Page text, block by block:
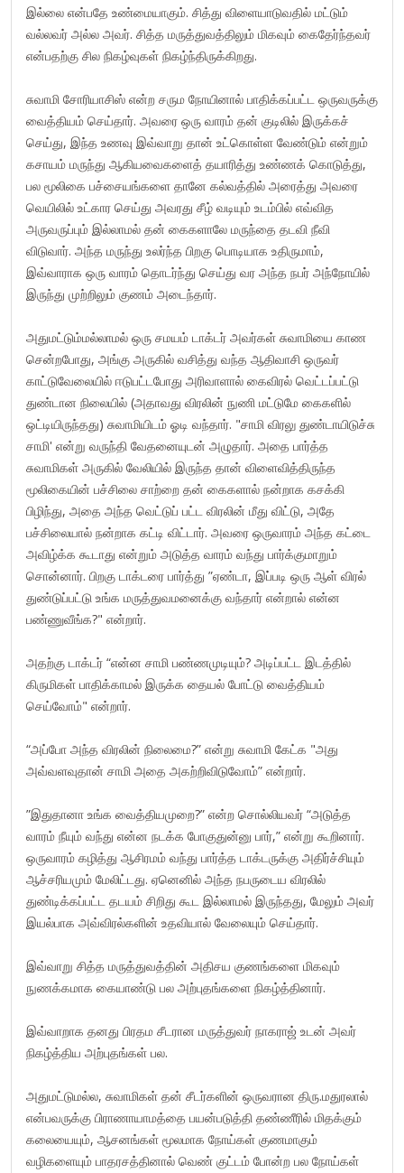
இல்லை என்பதே உண்மையாகும். சித்து விளையாடுவதில் மட்டும்
வல்லவர் அல்ல அவர். சித்த மருத்துவத்திலும் மிகவும் கைதேர்ந்தவர்
என்பதற்கு சில நிகழ்வுகள் நிகழ்ந்திருக்கிறது.
சுவாமி சோரியாசிஸ் என்ற சரும நோயினால் பாதிக்கப்பட்ட ஒருவருக்கு
வைத்தியம் செய்தார். அவரை ஒரு வாரம் தன் குடிலில் இருக்கச்
செய்து, இந்த உணவு இவ்வாறு தான் உட்கொள்ள வேண்டும் என்றும்
கசாயம் மருந்து ஆகியவைகளைத் தயாரித்து உண்ணக் கொடுத்து,
பல மூலிகை பச்சையங்களை தானே கல்வத்தில் அரைத்து அவரை
வெயிலில் உட்கார செய்து அவரது சீழ் வடியும் உடம்பில் எவ்வித
அருவருப்பும் இல்லாமல் தன் கைகளாலே மருந்தை தடவி நீவி
விடுவார். அந்த மருந்து உலர்ந்த பிறகு பொடியாக உதிருமாம்,
இவ்வாராக ஒரு வாரம் தொடர்ந்து செய்து வர அந்த நபர் அந்நோயில்
இருந்து முற்றிலும் குணம் அடைந்தார்.
அதுமட்டும்மல்லாமல் ஒரு சமயம் டாக்டர் அவர்கள் சுவாமியை காண
சென்றபோது, அங்கு அருகில் வசித்து வந்த ஆதிவாசி ஒருவர்
காட்டுவேலையில் ஈடுபட்டபோது அரிவாளால் கைவிரல் வெட்டப்பட்டு
துண்டான நிலையில் (அதாவது விரலின் நுணி மட்டுமே கைகளில்
ஒட்டியிருந்தது) சுவாமியிடம் ஓடி வந்தார். "சாமி விரலு துண்டாயிடுச்சு
சாமி' என்று வருந்தி வேதனையுடன் அழுதார். அதை பார்த்த
சுவாமிகள் அருகில் வேலியில் இருந்த தான் விளைவித்திருந்த
மூலிகையின் பச்சிலை சாற்றை தன் கைகளால் நன்றாக கசக்கி
பிழிந்து, அதை அந்த வெட்டுப் பட்ட விரலின் மீது விட்டு, அதே
பச்சிலையால் நன்றாக கட்டி விட்டார். அவரை ஒருவாரம் அந்த கட்டை
அவிழ்க்க கூடாது என்றும் அடுத்த வாரம் வந்து பார்க்குமாறும்
சொன்னார். பிறகு டாக்டரை பார்த்து ”ஏண்டா, இப்படி ஒரு ஆள் விரல்
துண்டுப்பட்டு உங்க மருத்துவமனைக்கு வந்தார் என்றால் என்ன
பண்ணுவீங்க?" என்றார்.
அதற்கு டாக்டர் “என்ன சாமி பண்ணமுடியும்? அடிப்பட்ட இடத்தில்
கிருமிகள் பாதிக்காமல் இருக்க தையல் போட்டு வைத்தியம்
செய்வோம்" என்றார்.
“அப்போ அந்த விரலின் நிலைமை?” என்று சுவாமி கேட்க "அது
அவ்வளவுதான் சாமி அதை அகற்றிவிடுவோம்” என்றார்.
”இதுதானா உங்க வைத்தியமுறை?” என்ற சொல்லியவர் “அடுத்த
வாரம் நீயும் வந்து என்ன நடக்க போகுதுன்னு பார்,” என்று கூறினார்.
ஒருவாரம் கழித்து ஆசிரமம் வந்து பார்த்த டாக்டருக்கு அதிர்ச்சியும்
ஆச்சரியமும் மேலிட்டது. ஏனெனில் அந்த நபருடைய விரலில்
துண்டிக்கப்பட்ட தடயம் சிறிது கூட இல்லாமல் இருந்தது, மேலும் அவர்
இயல்பாக அவ்விரல்களின் உதவியால் வேலையும் செய்தார்.
இவ்வாறு சித்த மருத்துவத்தின் அதிசய குணங்களை மிகவும்
நுணக்கமாக கையாண்டு பல அற்புதங்களை நிகழ்த்தினார்.
இவ்வாறாக தனது பிரதம சீடரான மருத்துவர் நாகராஜ் உடன் அவர்
நிகழ்த்திய அற்புதங்கள் பல.
அதுமட்டுமல்ல, சுவாமிகள் தன் சீடர்களின் ஒருவரான திரு.மதுரலால்
என்பவருக்கு பிராணாயாமத்தை பயன்படுத்தி தண்ணீரில் மிதக்கும்
கலையையும், ஆசனங்கள் மூலமாக நோய்கள் குணமாகும்
வழிகளையும் பாதரசத்தினால் வெண் குட்டம் போன்ற பல நோய்கள்